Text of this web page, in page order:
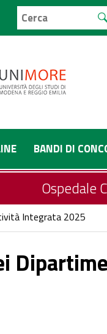
BANDI DI
Ospedale
Integrata 2025